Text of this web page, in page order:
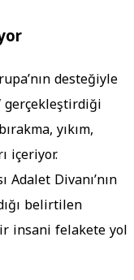
desteğiyle
gerçekleştirdiği
yıkım,
içeriyor.
Divanı’nın
belirtilen
insani felakete yol